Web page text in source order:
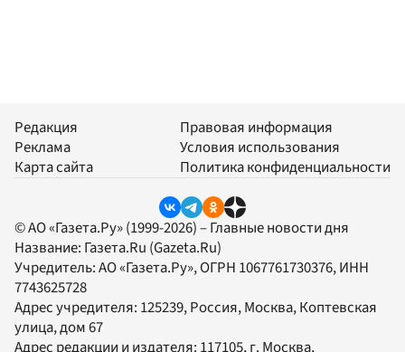
Редакция
Реклама
Карта сайта
Правовая информация
Условия использования
Политика конфиденциальности
© АО «Газета.Ру» (1999-2026) – Главные новости дня
Название: Газета.Ru (Gazeta.Ru)
Учредитель:АО «Газета.Ру», ОГРН 1067761730376, ИНН
7743625728
Адрес учредителя: 125239, Россия, Москва, Коптевская
улица, дом 67
Адрес редакции и издателя: 117105, г. Москва,